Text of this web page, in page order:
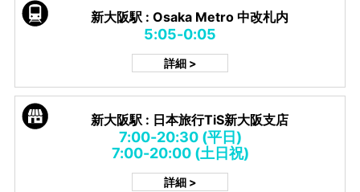
新大阪駅 : Osaka Metro 中改札内
5:05-0:05
詳細 >
新大阪駅 : 日本旅行TiS新大阪支店
7:00-20:30 (平日)
7:00-20:00 (土日祝)
詳細 >